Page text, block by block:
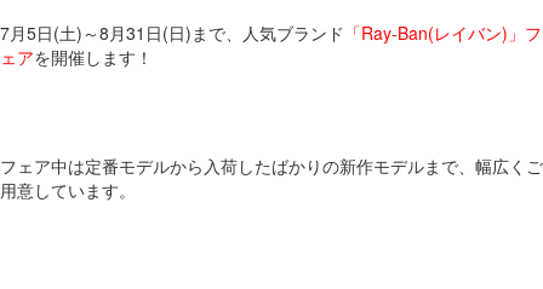
7月5日(土)～8月31日(日)まで、人気ブランド 「Ray-Ban(レイバン)」フ
ェアを開催します！
フェア中は定番モデルから入荷したばかりの新作モデルまで、幅広くご
用意しています。